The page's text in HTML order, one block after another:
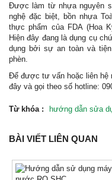
Được làm từ nhựa nguyên
nghệ đặc biệt, bồn nhựa
thực phẩm của FDA (Hoa
Hiện đây đang là dụng cụ
dụng bởi sự an toàn và
phèn.
Để được tư vấn hoặc liên hệ
đây và gọi theo số hotline:
Từ khóa : hướng dẫn sửa
BÀI VIẾT LIÊN QUAN